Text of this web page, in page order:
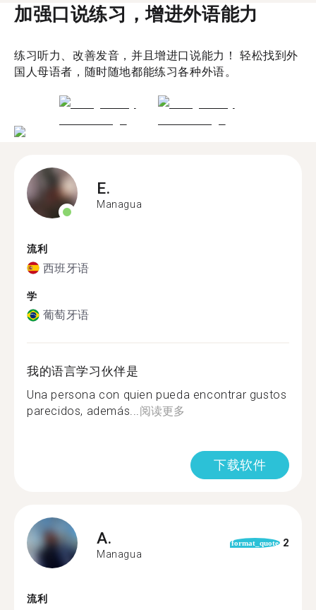
加强口说练习，增进外语能力
练习听力、改善发音，并且增进口说能力！ 轻松找到外
国人母语者，随时随地都能练习各种外语。
E.
Managua
流利
西班牙语
学
葡萄牙语
我的语言学习伙伴是
Una persona con quien pueda encontrar gustos
parecidos, además...阅读更多
下载软件
A.
Managua
format_quote 2
流利